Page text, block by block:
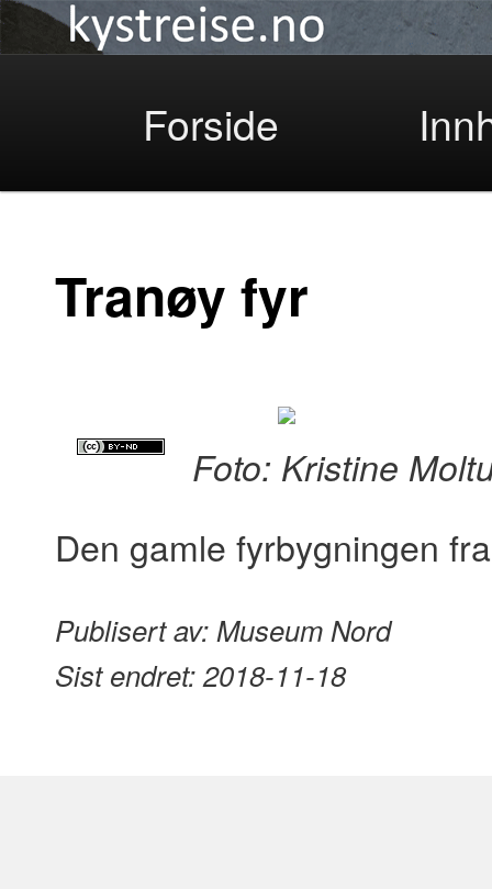
Skip
content
Forside
Tranøy fyr
Foto: Kristine
Den gamle fyrbygningen
Publisert av: Museum Nord
Sist endret:2018-11-18